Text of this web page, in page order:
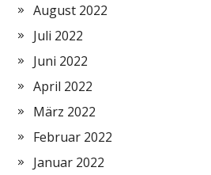
August 2022
Juli 2022
Juni 2022
April 2022
März 2022
Februar 2022
Januar 2022